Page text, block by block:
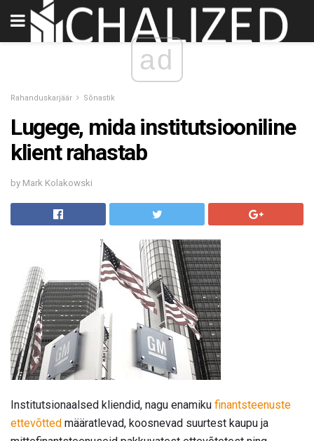
ad
Rahanduskarjäär Sõnastik
Lugege, mida institutsiooniline
klient rahastab
by Mark Kolakowski
Institutsionaalsed kliendid, nagu enamiku finantsteenuste
ettevõtted määratlevad, koosnevad suurtest kaupu ja